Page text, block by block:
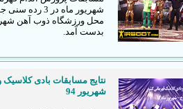
شهریور ماه در
محل ورزشگاه ذوب آهن
بدست آمد.
نتایج مسابقات بادی
شهریور 94